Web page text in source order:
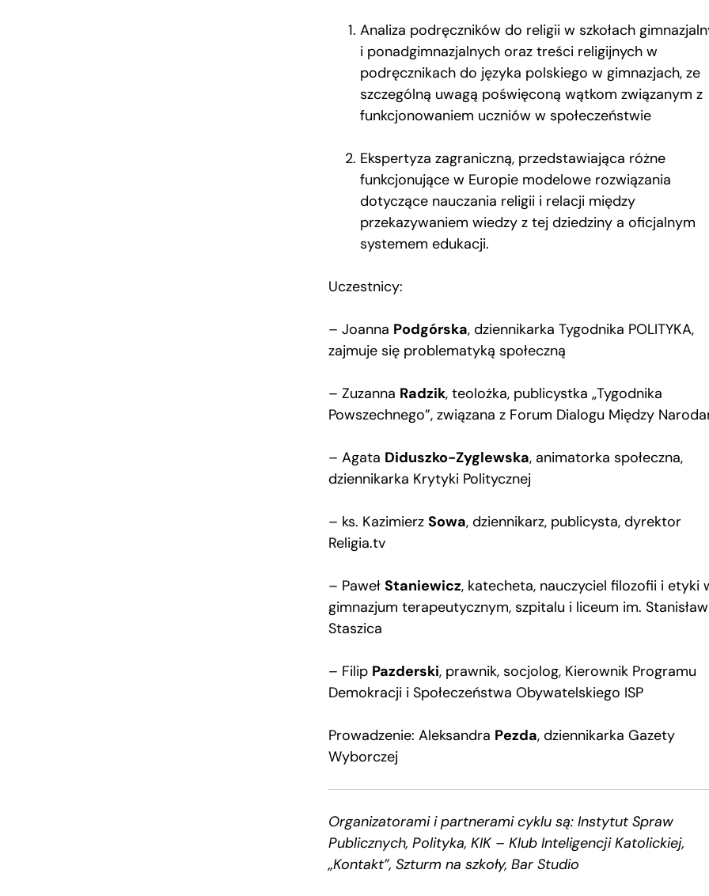
Analiza podręczników do religii w szkołach
i ponadgimnazjalnych oraz treści religijnych w
podręcznikach do języka polskiego w gimnazjach, ze
szczególną uwagą poświęconą wątkom związanym z
funkcjonowaniem uczniów w społeczeństwie
Ekspertyza zagraniczną, przedstawiająca różne
funkcjonujące w Europie modelowe rozwiązania
dotyczące nauczania religii i relacji między
przekazywaniem wiedzy z tej dziedziny a oficjalnym
systemem edukacji.
Uczestnicy:
– Joanna Podgórska, dziennikarka Tygodnika POLITYKA,
zajmuje się problematyką społeczną
– Zuzanna Radzik, teolożka, publicystka „Tygodnika
Powszechnego”, związana z Forum Dialogu Między
– Agata Diduszko-Zyglewska, animatorka społeczna,
dziennikarka Krytyki Politycznej
– ks. Kazimierz Sowa, dziennikarz, publicysta, dyrektor
Religia.tv
– Paweł Staniewicz, katecheta, nauczyciel filozofii i etyki
gimnazjum terapeutycznym, szpitalu i liceum im.
Staszica
– Filip Pazderski, prawnik, socjolog, Kierownik Programu
Demokracji i Społeczeństwa Obywatelskiego ISP
Prowadzenie: Aleksandra Pezda, dziennikarka Gazety
Wyborczej
Organizatorami i partnerami cyklu są: Instytut Spraw
Publicznych, Polityka, KIK – Klub Inteligencji Katolickiej,
„Kontakt”, Szturm na szkoły, Bar Studio